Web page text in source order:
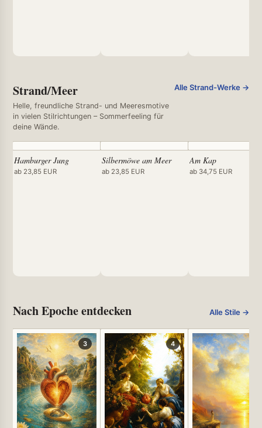
Strand/Meer
Helle, freundliche Strand- und Meeresmotive
in vielen Stilrichtungen – Sommerfeeling für
deine Wände.
Alle Strand-Werke →
Hamburger Jung
ab 23,85 EUR
Silbermöwe am Meer
ab 23,85 EUR
Am Kap
ab 34,75 EUR
Nach Epoche entdecken Alle Stile →
3 4